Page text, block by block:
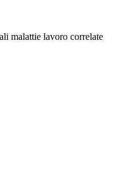
malattie lavoro correlate